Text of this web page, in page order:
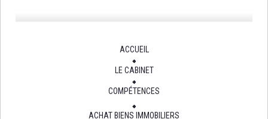
ACCUEIL
LE CABINET
COMPÉTENCES
ACHAT BIENS IMMOBILIERS